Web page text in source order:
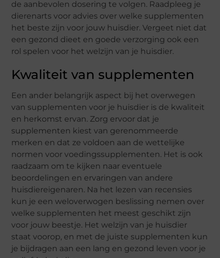
de aanbevolen dosering te volgen. Raadpleeg je
dierenarts voor advies over welke supplementen
het beste zijn voor jouw huisdier. Vergeet niet dat
een gezond dieet en goede verzorging ook een
rol spelen voor het welzijn van je huisdier.
Kwaliteit van supplementen
Een ander belangrijk aspect bij het overwegen
van supplementen voor je huisdier is de kwaliteit
en herkomst ervan. Zorg ervoor dat je
supplementen kiest van gerenommeerde
merken en dat ze voldoen aan de wettelijke
normen voor voedingssupplementen. Het is ook
raadzaam om te kijken naar eventuele
beoordelingen en ervaringen van andere
huisdiereigenaren. Na het lezen van recensies
kun je een weloverwogen beslissing nemen over
welke supplementen het meest geschikt zijn
voor jouw beestje. Het welzijn van je huisdier
staat voorop, en met de juiste supplementen kun
je bijdragen aan een lang en gezond leven voor je